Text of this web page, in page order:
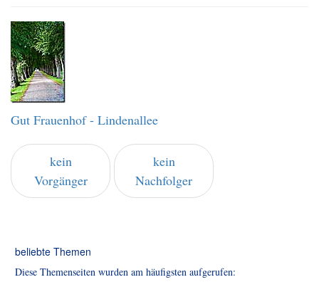
Gut Frauenhof - Lindenallee
kein
Vorgänger
kein
Nachfolger
beliebte Themen
Diese Themenseiten wurden am häufigsten aufgerufen: